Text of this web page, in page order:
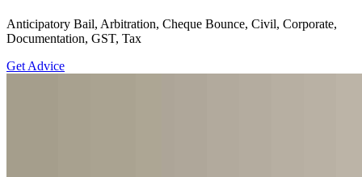
Anticipatory Bail, Arbitration, Cheque Bounce, Civil, Corporate,
Documentation, GST, Tax
Get Advice